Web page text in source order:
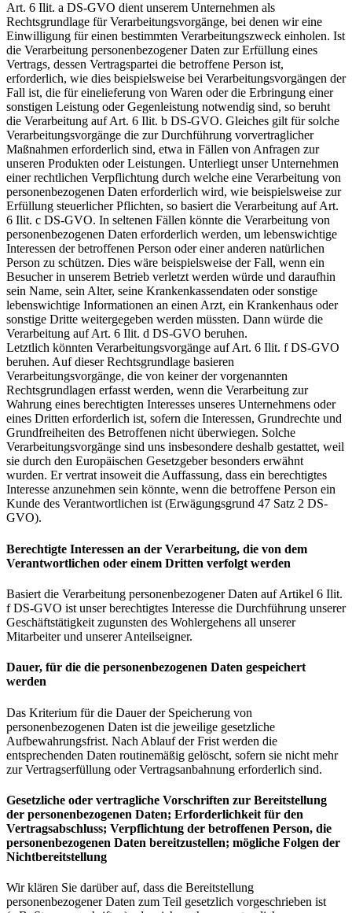
Art. 6 Ilit. a DS-GVO dient unserem Unternehmen als
Rechtsgrundlage für Verarbeitungsvorgänge, bei denen wir eine
Einwilligung für einen bestimmten Verarbeitungszweck einholen. Ist
die Verarbeitung personenbezogener Daten zur Erfüllung eines
Vertrags, dessen Vertragspartei die betroffene Person ist,
erforderlich, wie dies beispielsweise bei Verarbeitungsvorgängen der
Fall ist, die für einelieferung von Waren oder die Erbringung einer
sonstigen Leistung oder Gegenleistung notwendig sind, so beruht
die Verarbeitung auf Art. 6 Ilit. b DS-GVO. Gleiches gilt für solche
Verarbeitungsvorgänge die zur Durchführung vorvertraglicher
Maßnahmen erforderlich sind, etwa in Fällen von Anfragen zur
unseren Produkten oder Leistungen. Unterliegt unser Unternehmen
einer rechtlichen Verpflichtung durch welche eine Verarbeitung von
personenbezogenen Daten erforderlich wird, wie beispielsweise zur
Erfüllung steuerlicher Pflichten, so basiert die Verarbeitung auf Art.
6 Ilit. c DS-GVO. In seltenen Fällen könnte die Verarbeitung von
personenbezogenen Daten erforderlich werden, um lebenswichtige
Interessen der betroffenen Person oder einer anderen natürlichen
Person zu schützen. Dies wäre beispielsweise der Fall, wenn ein
Besucher in unserem Betrieb verletzt werden würde und daraufhin
sein Name, sein Alter, seine Krankenkassendaten oder sonstige
lebenswichtige Informationen an einen Arzt, ein Krankenhaus oder
sonstige Dritte weitergegeben werden müssten. Dann würde die
Verarbeitung auf Art. 6 Ilit. d DS-GVO beruhen.
Letztlich könnten Verarbeitungsvorgänge auf Art. 6 Ilit. f DS-GVO
beruhen. Auf dieser Rechtsgrundlage basieren
Verarbeitungsvorgänge, die von keiner der vorgenannten
Rechtsgrundlagen erfasst werden, wenn die Verarbeitung zur
Wahrung eines berechtigten Interesses unseres Unternehmens oder
eines Dritten erforderlich ist, sofern die Interessen, Grundrechte und
Grundfreiheiten des Betroffenen nicht überwiegen. Solche
Verarbeitungsvorgänge sind uns insbesondere deshalb gestattet, weil
sie durch den Europäischen Gesetzgeber besonders erwähnt
wurden. Er vertrat insoweit die Auffassung, dass ein berechtigtes
Interesse anzunehmen sein könnte, wenn die betroffene Person ein
Kunde des Verantwortlichen ist (Erwägungsgrund 47 Satz 2 DS-
GVO).
Berechtigte Interessen an der Verarbeitung, die von dem
Verantwortlichen oder einem Dritten verfolgt werden
Basiert die Verarbeitung personenbezogener Daten auf Artikel 6 Ilit.
f DS-GVO ist unser berechtigtes Interesse die Durchführung unserer
Geschäftstätigkeit zugunsten des Wohlergehens all unserer
Mitarbeiter und unserer Anteilseigner.
Dauer, für die die personenbezogenen Daten gespeichert
werden
Das Kriterium für die Dauer der Speicherung von
personenbezogenen Daten ist die jeweilige gesetzliche
Aufbewahrungsfrist. Nach Ablauf der Frist werden die
entsprechenden Daten routinemäßig gelöscht, sofern sie nicht mehr
zur Vertragserfüllung oder Vertragsanbahnung erforderlich sind.
Gesetzliche oder vertragliche Vorschriften zur Bereitstellung
der personenbezogenen Daten; Erforderlichkeit für den
Vertragsabschluss; Verpflichtung der betroffenen Person, die
personenbezogenen Daten bereitzustellen; mögliche Folgen der
Nichtbereitstellung
Wir klären Sie darüber auf, dass die Bereitstellung
personenbezogener Daten zum Teil gesetzlich vorgeschrieben ist